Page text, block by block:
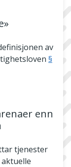
av
§
enn
tjenester